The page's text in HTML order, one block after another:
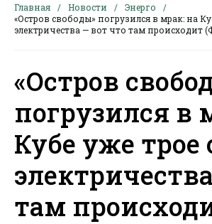
Главная Новости
Энерго
«Остров свободы» погрузился в мрак: на
электричества — вот что там происходит
«Остров
погрузился в
Кубе уже трое
там